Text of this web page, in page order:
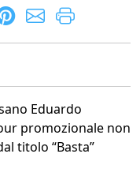
Eduardo
promozionale non
titolo “Basta”